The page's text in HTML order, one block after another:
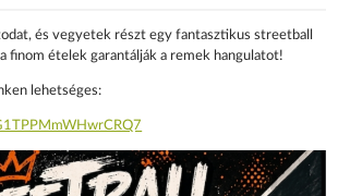
és vegyetek részt egy fantasztikus streetball
finom ételek garantálják a remek hangulatot!
lehetséges: